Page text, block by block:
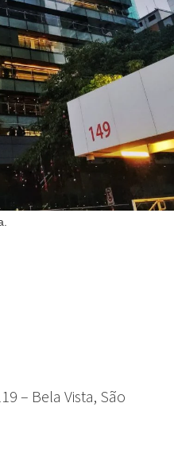
– Bela Vista, São